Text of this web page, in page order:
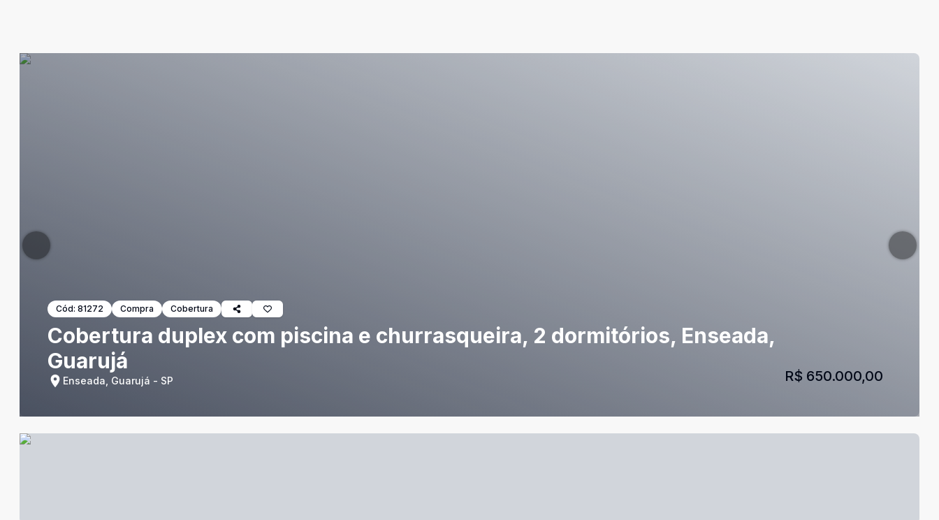
Cód: 81272 Compra Cobertura
Cobertura duplex com piscina e churrasqueira, 2 dormitórios, Enseada,
Guarujá
Enseada, Guarujá - SP R$ 650.000,00